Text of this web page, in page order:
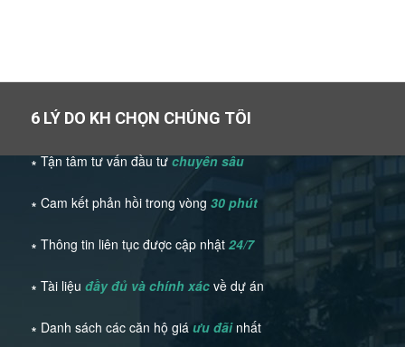
6 LÝ DO KH CHỌN CHÚNG TÔI
∗ Tận tâm tư vấn đầu tưchuyên sâu
∗ Cam kết phản hồi trong vòng 30 phút
∗ Thông tin liên tục được cập nhật 24/7
∗ Tài liệu đầy đủ và chính xácvề dự án
∗ Danh sách các căn hộ giá ưu đãinhất